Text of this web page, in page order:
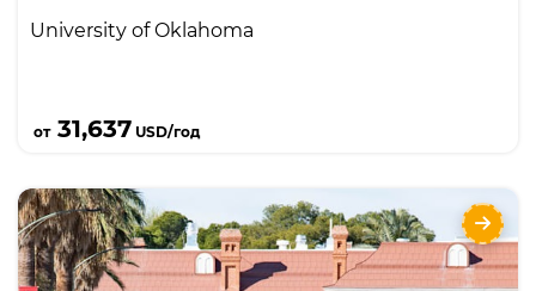
University of Oklahoma
от31,637 USD/год
University of Arizona
Курсы
Языки
Направления